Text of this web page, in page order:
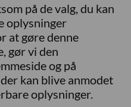
på de valg, du kan
oplysninger
at gøre denne
gør vi den
og på
kan blive anmodet
oplysninger.